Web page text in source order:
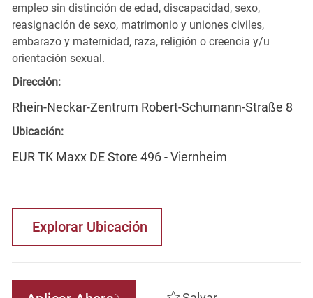
empleo sin distinción de edad, discapacidad, sexo,
reasignación de sexo, matrimonio y uniones civiles,
embarazo y maternidad, raza, religión o creencia y/u
orientación sexual.
Dirección:
Rhein-Neckar-Zentrum Robert-Schumann-Straße 8
Ubicación:
EUR TK Maxx DE Store 496 - Viernheim
Explorar Ubicación